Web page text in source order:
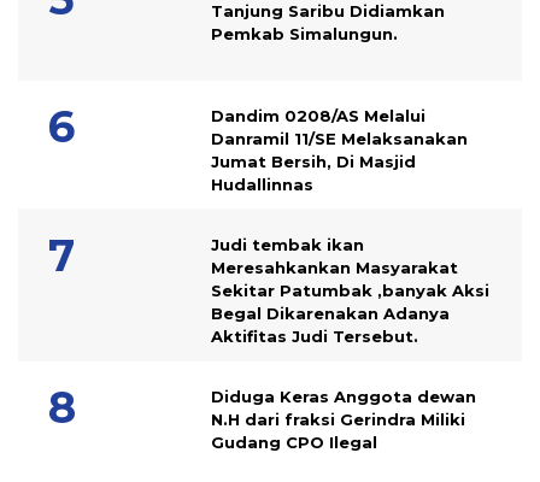
Tanjung Saribu Didiamkan
Pemkab Simalungun.
Dandim 0208/AS Melalui
Danramil 11/SE Melaksanakan
Jumat Bersih, Di Masjid
Hudallinnas
Judi tembak ikan
Meresahkankan Masyarakat
Sekitar Patumbak ,banyak Aksi
Begal Dikarenakan Adanya
Aktifitas Judi Tersebut.
Diduga Keras Anggota dewan
N.H dari fraksi Gerindra Miliki
Gudang CPO Ilegal